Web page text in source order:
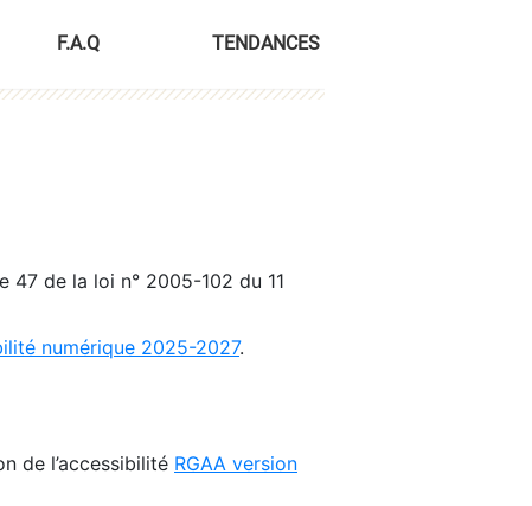
F.A.Q TENDANCES
47 de la loi n° 2005-102 du 11
numérique 2025-2027.
de l’accessibilité RGAA version